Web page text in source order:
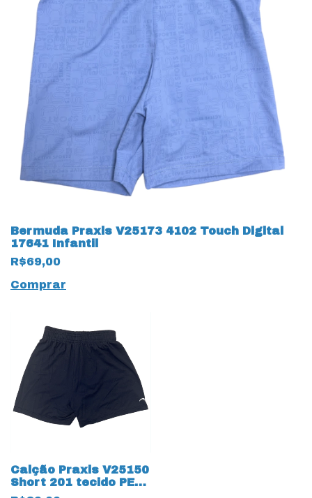
Bermuda Praxis V25173 4102 Touch Digital
17641 Infantil
R$69,00
Comprar
Calção Praxis V25150
Short 201 tecido PET
Dry 17609 Infantil